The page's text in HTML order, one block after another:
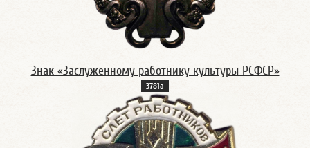
Знак «Заслуженному работнику культуры РСФСР»
3781а